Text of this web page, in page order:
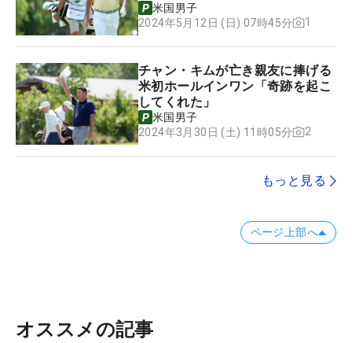
米国男子
2024年5月12日 (日) 07時45分
1
チャン・キムが亡き親友に捧げる
米初ホールインワン「奇跡を起こ
してくれた」
米国男子
2024年3月30日 (土) 11時05分
2
もっと見る
ページ上部へ
オススメの記事